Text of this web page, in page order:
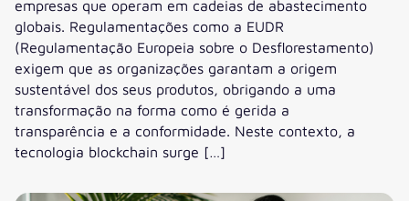
empresas que operam em cadeias de abastecimento
globais. Regulamentações como a EUDR
(Regulamentação Europeia sobre o Desflorestamento)
exigem que as organizações garantam a origem
sustentável dos seus produtos, obrigando a uma
transformação na forma como é gerida a
transparência e a conformidade. Neste contexto, a
tecnologia blockchain surge […]